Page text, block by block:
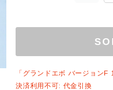
「グランドエボ バージョンF
決済利用不可: 代金引換